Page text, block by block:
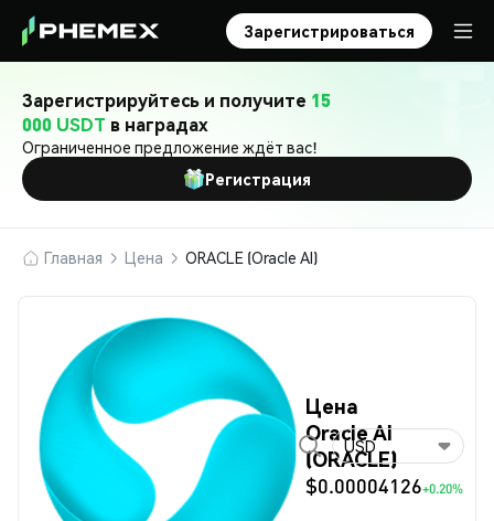
Зарегистрироваться
Зарегистрируйтесь и получите 15
000 USDT в наградах
Ограниченное предложение ждёт вас!
Регистрация
Главная Цена ORACLE (Oracle AI)
Цена
Oracle AI
(ORACLE)
$0.00004126+0.20%
USD